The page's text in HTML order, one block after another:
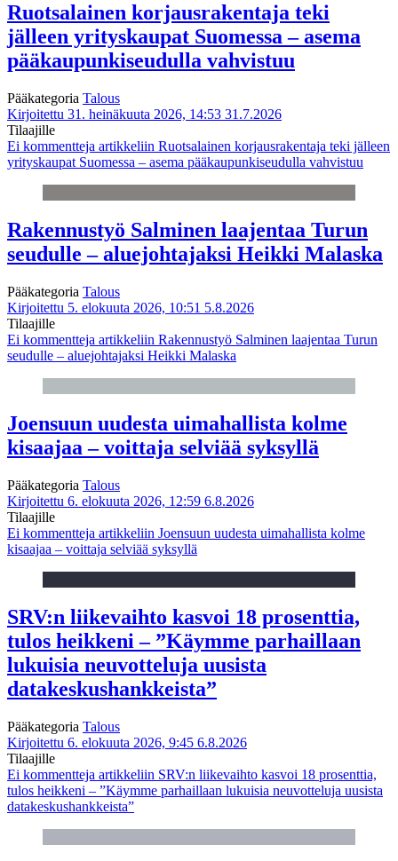
Ruotsalainen korjausrakentaja teki
jälleen yrityskaupat Suomessa – asema
pääkaupunkiseudulla vahvistuu
Pääkategoria Talous
Kirjoitettu 31. heinäkuuta 2026, 14:53 31.7.2026
Tilaajille
Ei kommentteja artikkeliin Ruotsalainen korjausrakentaja teki jälleen
yrityskaupat Suomessa – asema pääkaupunkiseudulla vahvistuu
Rakennustyö Salminen laajentaa Turun
seudulle – aluejohtajaksi Heikki Malaska
Pääkategoria Talous
Kirjoitettu 5. elokuuta 2026, 10:51 5.8.2026
Tilaajille
Ei kommentteja artikkeliin Rakennustyö Salminen laajentaa Turun
seudulle – aluejohtajaksi Heikki Malaska
Joensuun uudesta uimahallista kolme
kisaajaa – voittaja selviää syksyllä
Pääkategoria Talous
Kirjoitettu 6. elokuuta 2026, 12:59 6.8.2026
Tilaajille
Ei kommentteja artikkeliin Joensuun uudesta uimahallista kolme
kisaajaa – voittaja selviää syksyllä
SRV:n liikevaihto kasvoi 18 prosenttia,
tulos heikkeni – ”Käymme parhaillaan
lukuisia neuvotteluja uusista
datakeskushankkeista”
Pääkategoria Talous
Kirjoitettu 6. elokuuta 2026, 9:45 6.8.2026
Tilaajille
Ei kommentteja artikkeliin SRV:n liikevaihto kasvoi 18 prosenttia,
tulos heikkeni – ”Käymme parhaillaan lukuisia neuvotteluja uusista
datakeskushankkeista”